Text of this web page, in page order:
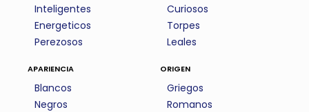
Inteligentes
Energeticos
Perezosos
Curiosos
Torpes
Leales
apariencia
Blancos
Negros
origen
Griegos
Romanos